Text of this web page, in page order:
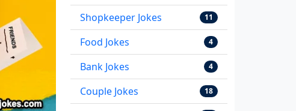
Shopkeeper Jokes 11
Food Jokes 4
Bank Jokes 4
Couple Jokes 18